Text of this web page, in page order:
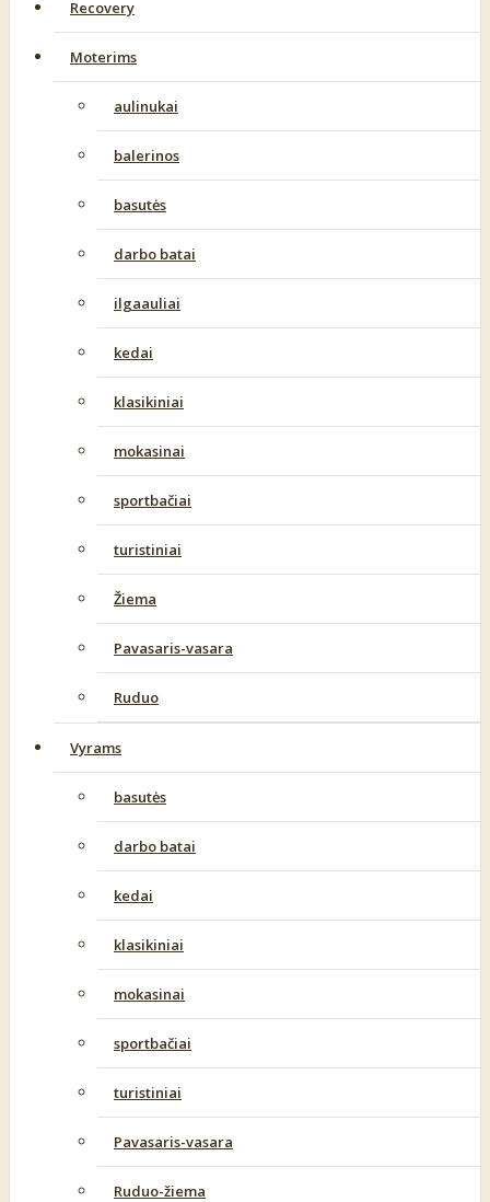
Recovery
Moterims
aulinukai
balerinos
basutės
darbo batai
ilgaauliai
kedai
klasikiniai
mokasinai
sportbačiai
turistiniai
Žiema
Pavasaris-vasara
Ruduo
Vyrams
basutės
darbo batai
kedai
klasikiniai
mokasinai
sportbačiai
turistiniai
Pavasaris-vasara
Ruduo-žiema